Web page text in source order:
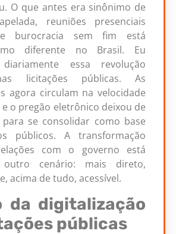
O que antes era sinônimo de
reuniões presenciais
e burocracia sem fim está
diferente no Brasil. Eu
essa revolução
licitações públicas. As
agora circulam na velocidade
o pregão eletrônico deixou de
se consolidar como base
públicos. A transformação
com o governo está
outro cenário: mais direto,
acima de tudo, acessível.
da digitalização
públicas